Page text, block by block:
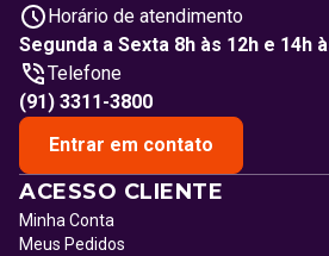
Horário de atendimento
Segunda a Sexta 8h às 12h e 14h
Telefone
(91) 3311-3800
Entrar em contato
ACESSO CLIENTE
Minha Conta
Meus Pedidos